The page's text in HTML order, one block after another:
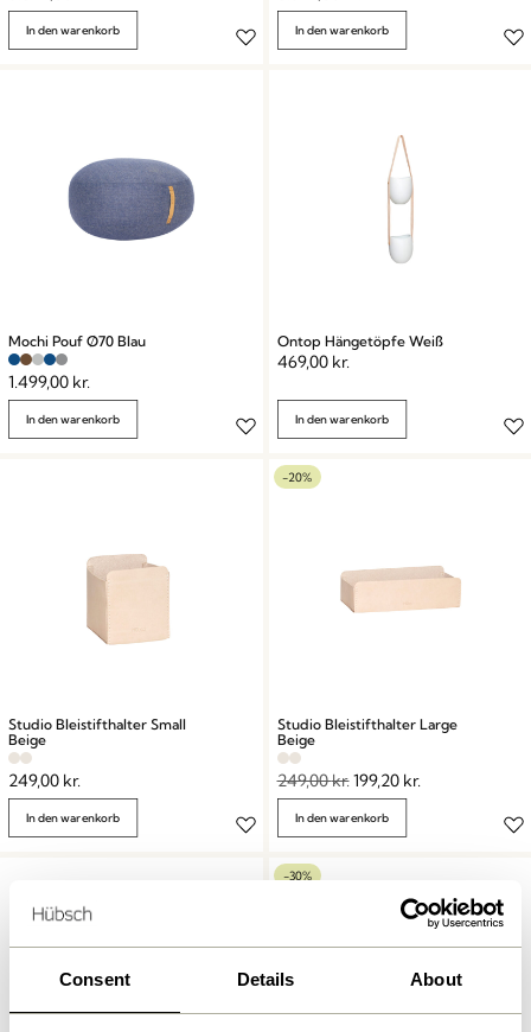
Consent Details About
In den warenkorb In den warenkorb
Mochi Pouf Ø70 Blau
1.499,00 kr.
In den warenkorb
Ontop Hängetöpfe Weiß
469,00 kr.
In den warenkorb
Studio Bleistifthalter Small
Beige
249,00 kr.
In den warenkorb
-20%
Studio Bleistifthalter Large
Beige
249,00kr.199,20 kr.
In den warenkorb
-30%